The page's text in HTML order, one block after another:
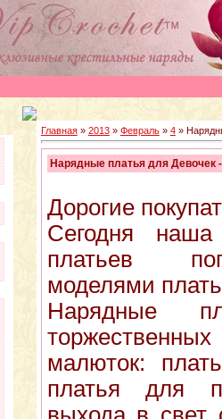
Главная» 2013 » Февраль » 4»
Нарядные платья для Девочек
Дорогие
Сегодня наша
платьев
моделями
Нарядные
малюток:
платья для